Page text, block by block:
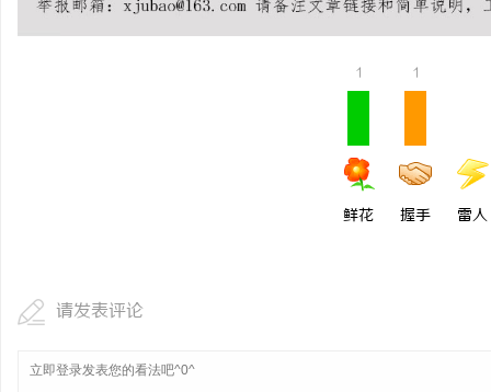
1
鲜花
1
握手 雷人
请发表评论